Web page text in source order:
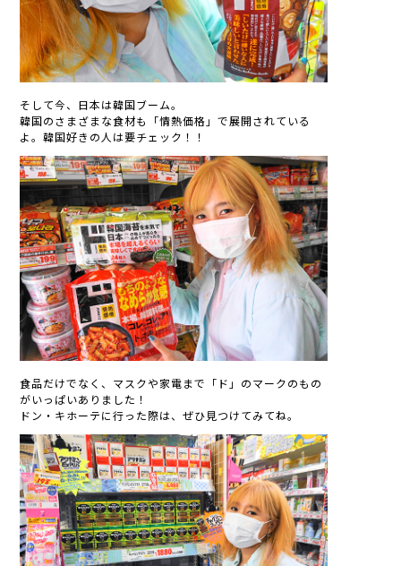
そして今、日本は韓国ブーム。
韓国のさまざまな食材も「情熱価格」で展開されている
よ。韓国好きの人は要チェック！！
食品だけでなく、マスクや家電まで「ド」のマークのもの
がいっぱいありました！
ドン・キホーテに行った際は、ぜひ見つけてみてね。